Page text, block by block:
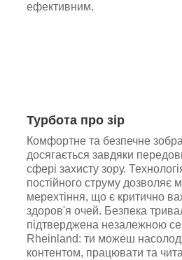
ефективним.
Турбота про зір
Комфортне та безпечне
досягається завдяки
сфері захисту зору.
постійного струму дозволяє
мерехтіння, що є критично
здоров'я очей. Безпека
підтверджена незалежною
Rheinland: ти можеш
контентом, працювати та